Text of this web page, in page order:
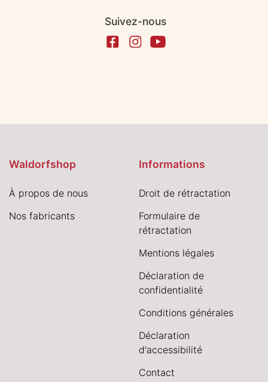
Suivez-nous
Waldorfshop
À propos de nous
Nos fabricants
Informations
Droit de rétractation
Formulaire de
rétractation
Mentions légales
Déclaration de
confidentialité
Conditions générales
Déclaration
d'accessibilité
Contact